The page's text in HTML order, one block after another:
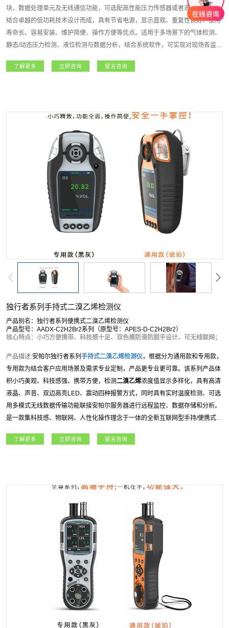
块、数据处理单元及无线通信功能，可选配高性能压力传感器或者液位传感器，
结合卓越的低功耗技术设计而成，具有节省电源，显示直观、重复性良好、使用
寿命长、容易安装、维护简便、操作方便等优点。适用于多场景下的气体检测、
静态/动态压力检测、液位检测与数据分析，结合系统软件，可实现对现场各监测
数据，对现场设备的安全风险进行预估。适用于无人值守设备的数据采集、有限
了解更多 立即咨询 留言咨询
独行者系列手持式二溴乙烯检测仪
产品别名：独行者系列便携式二溴乙烯检测仪
产品型号：AADX-C2H2Br2系列（原型号：APES-D-C2H2Br2）
核心特点：小巧方便携带、科技感十足、双色模防滑防脱手设计、可无线联网；
产品描述:安帕尔独行者系列 手持式二溴乙烯检测仪，根据分为通用款和专用款，
专用款为结合客户应用场景及需求专业定制，产品更专业更可靠。该系列产品体
积小巧美观、科技感强、携带方便，检测二溴乙烯浓度值显示多样化，具有高清
液晶、声音、双边高亮LED、震动四种报警方式，同时具有实时温度检测、可选
用多模式无线数据传输功能联接安帕尔服务器进行远程监控、数据存储和分析。
是一款集科技感、物联网、人性化操作理念于一体的全新互联网型手持/便携式气
工、化工、电力、科研院所、市政工程、矿业、冶金等各行业领域。
了解更多 立即咨询 留言咨询